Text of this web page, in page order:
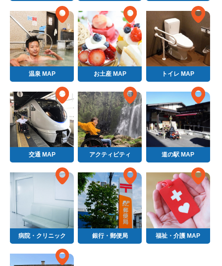
温泉 MAP お土産 MAP トイレ MAP
交通 MAP アクティビティ 道の駅 MAP
病院・クリニック 銀行・郵便局 福祉・介護 MAP